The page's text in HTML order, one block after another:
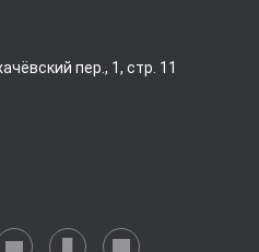
пер., 1, стр. 11